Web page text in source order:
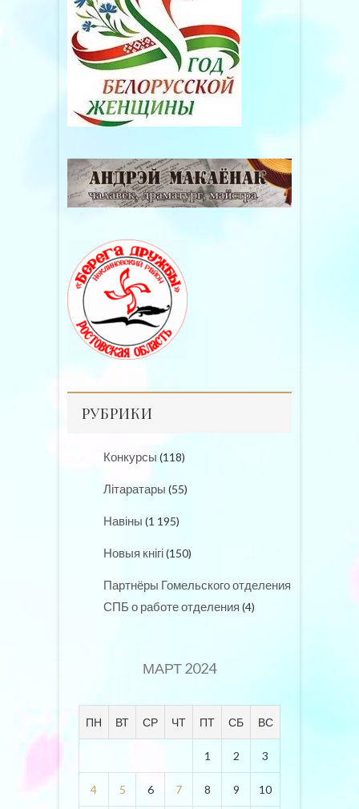
РУБРИКИ
Конкурсы (118)
Літаратары (55)
Навіны (1 195)
Новыя кнігі(150)
Партнёры Гомельского отделения
СПБ о работе отделения (4)
МАРТ 2024
ПН ВТ СР ЧТ ПТ СБ ВС
1 2 3
4 5 6 7 8 9 10